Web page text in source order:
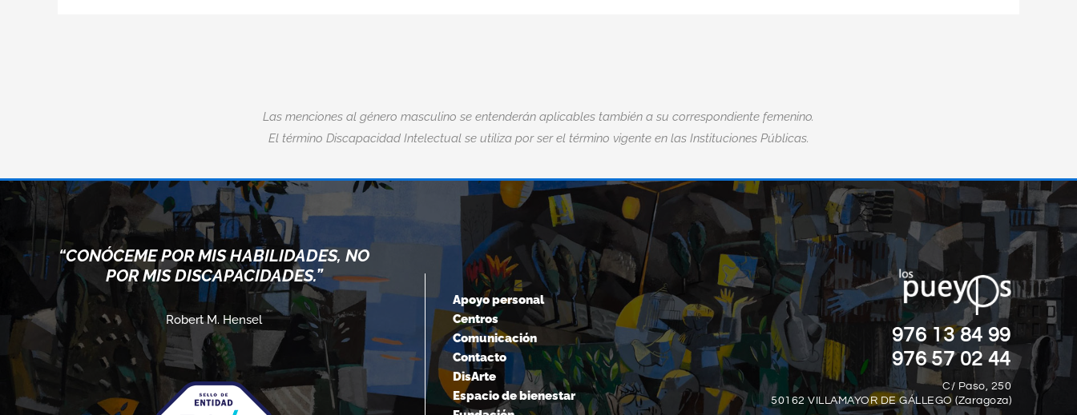
Las menciones al género masculino se entenderán aplicables también a su correspondiente femenino.
El término Discapacidad Intelectual se utiliza por ser el término vigente en las Instituciones Públicas.
“CONÓCEME POR MIS HABILIDADES, NO
POR MIS DISCAPACIDADES.”
Robert M. Hensel
“CUANDO ACEPTAMOS NUESTROS
LÍMITES, VAMOS MÁS ALLÁ DE ELLOS.”
Albert Einstein
“EL MIEDO ES LA MAYOR
DE TODAS.“
Nick Vujicic
Apoyo personal
Centros
Comunicación
Contacto
DisArte
Espacio de bienestar
976 13 84 99
976 57 02 44
C/ Paso, 250
50162 VILLAMAYOR DE GÁLLEGO (Zaragoza)